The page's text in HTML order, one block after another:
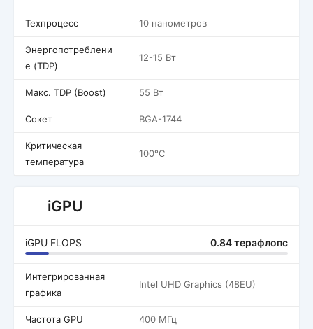
Техпроцесс 10 нанометров
Энергопотреблени
е (TDP)
12-15 Вт
Макс. TDP (Boost) 55 Вт
Сокет BGA-1744
Критическая
температура
100°C
iGPU
iGPU FLOPS 0.84 терафлопс
Интегрированная
графика
Intel UHD Graphics (48EU)
Частота GPU 400 МГц